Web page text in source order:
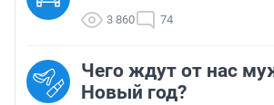
3 860 74
Чего ждут от нас
Новый год?